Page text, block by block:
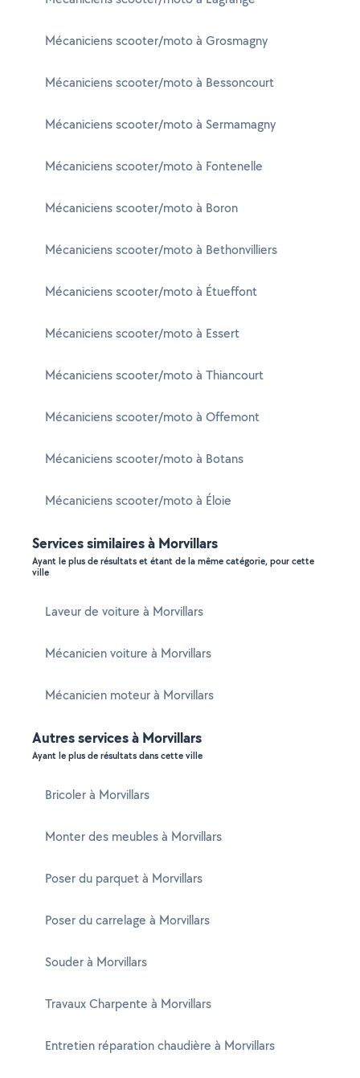
Mécaniciens scooter/moto à Grosmagny
Mécaniciens scooter/moto à Bessoncourt
Mécaniciens scooter/moto à Sermamagny
Mécaniciens scooter/moto à Fontenelle
Mécaniciens scooter/moto à Boron
Mécaniciens scooter/moto à Bethonvilliers
Mécaniciens scooter/moto à Étueffont
Mécaniciens scooter/moto à Essert
Mécaniciens scooter/moto à Thiancourt
Mécaniciens scooter/moto à Offemont
Mécaniciens scooter/moto à Botans
Mécaniciens scooter/moto à Éloie
Services similaires à Morvillars
Ayant le plus de résultats et étant de la même catégorie, pour cette
ville
Laveur de voiture à Morvillars
Mécanicien voiture à Morvillars
Mécanicien moteur à Morvillars
Autres services à Morvillars
Ayant le plus de résultats dans cette ville
Bricoler à Morvillars
Monter des meubles à Morvillars
Poser du parquet à Morvillars
Poser du carrelage à Morvillars
Souder à Morvillars
Travaux Charpente à Morvillars
Entretien réparation chaudière à Morvillars